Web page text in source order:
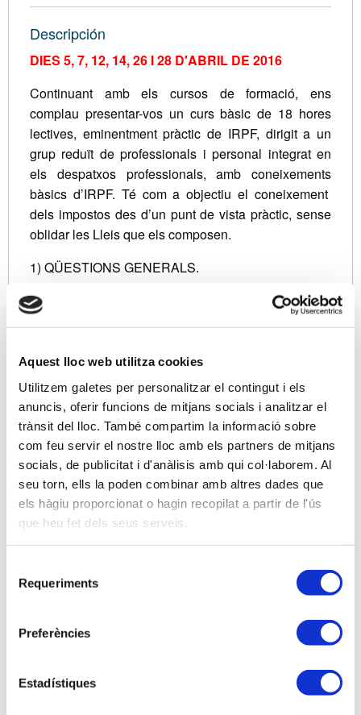
Aquest lloc web utilitza cookies
Utilitzem galetes per personalitzar el contingut i els
anuncis, oferir funcions de mitjans socials i analitzar el
trànsit del lloc. També compartim la informació sobre
com feu servir el nostre lloc amb els partners de mitjans
socials, de publicitat i d'anàlisis amb qui col·laborem. Al
seu torn, ells la poden combinar amb altres dades que
els hàgiu proporcionat o hagin recopilat a partir de l'ús
que heu fet dels seus serveis.
Requeriments
Preferències
Estadístiques
Descripción
DIES 5, 7, 12, 14, 26 I 28 D'ABRIL DE 2016
Continuant amb els cursos de formació, ens
complau presentar-vos un curs bàsic de 18 hores
lectives, eminentment pràctic de IRPF, dirigit a un
grup reduït de professionals i personal integrat en
els despatxos professionals, amb coneixements
bàsics d’IRPF. Té com a objectiu el coneixement
dels impostos des d’un punt de vista pràctic, sense
oblidar les Lleis que els composen.
1) QÜESTIONS GENERALS.
Aspectes materials, personals i temporals.
Rendiments dineraris i en espècie.
Reduccions: rendes irregulars.
Despeses deduïbles.
3) RENDIMENTS DEL CAPITAL IMMOBILIARI.
Rendiments íntegres.
Despeses deduïbles i no deduïbles.
Reduccions: rendes irregulars.
Règims especials: imputació de rendes
Rendiments a integrar a la base imposable de
5) RENDIMENTS D’ACTIVITATS ECONÒMIQUES.
Mètodes i modalitats de determinació del rendiment